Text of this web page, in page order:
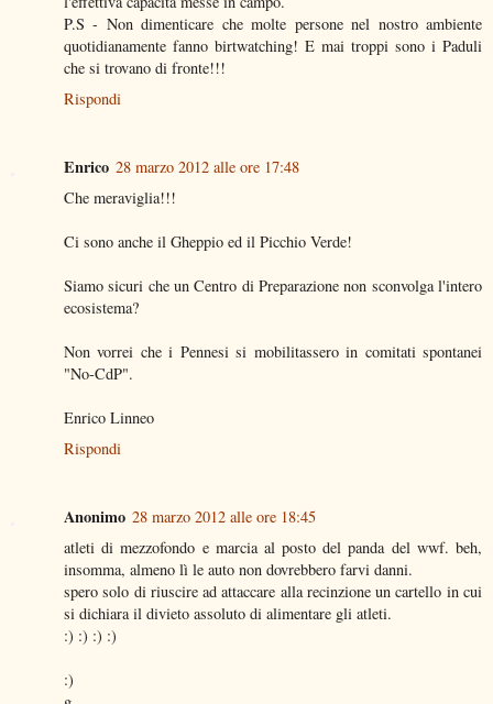
P.S - Non dimenticare che molte persone nel nostro ambiente
quotidianamente fanno birtwatching! E mai troppi sono i Paduli
che si trovano di fronte!!!
Rispondi
Enrico 28 marzo 2012 alle ore 17:48
Che meraviglia!!!
Ci sono anche il Gheppio ed il Picchio Verde!
Siamo sicuri che un Centro di Preparazione non sconvolga l'intero
ecosistema?
Non vorrei che i Pennesi si mobilitassero in comitati spontanei
"No-CdP".
Enrico Linneo
Rispondi
Anonimo 28 marzo 2012 alle ore 18:45
atleti di mezzofondo e marcia al posto del panda del wwf. beh,
insomma, almeno lì le auto non dovrebbero farvi danni.
spero solo di riuscire ad attaccare alla recinzione un cartello in cui
si dichiara il divieto assoluto di alimentare gli atleti.
:) :) :) :)
:)